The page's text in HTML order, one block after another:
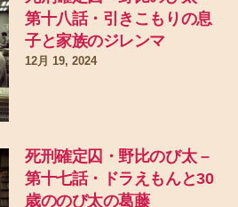
第十八話・引きこもりの息
子と家族のジレンマ
12月 19, 2024
死刑確定囚・野比のび太 –
第十七話・ドラえもんと30
歳ののび太の葛藤